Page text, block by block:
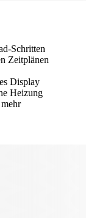
Schritten
Zeitplänen
Display
Heizung